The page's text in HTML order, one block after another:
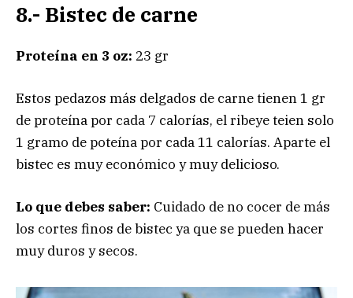
8.- Bistec de carne
Proteína en 3 oz: 23 gr
Estos pedazos más delgados de carne tienen 1 gr
de proteína por cada 7 calorías, el ribeye teien solo
1 gramo de poteína por cada 11 calorías. Aparte el
bistec es muy económico y muy delicioso.
Lo que debes saber: Cuidado de no cocer de más
los cortes finos de bistec ya que se pueden hacer
muy duros y secos.